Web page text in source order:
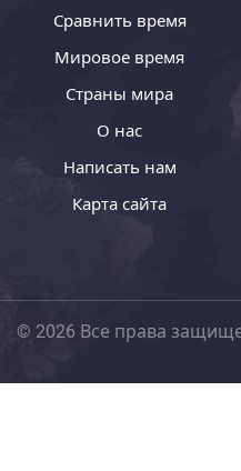
Сравнить время
Мировое время
Страны мира
О нас
Написать нам
Карта сайта
© 2026 Все права